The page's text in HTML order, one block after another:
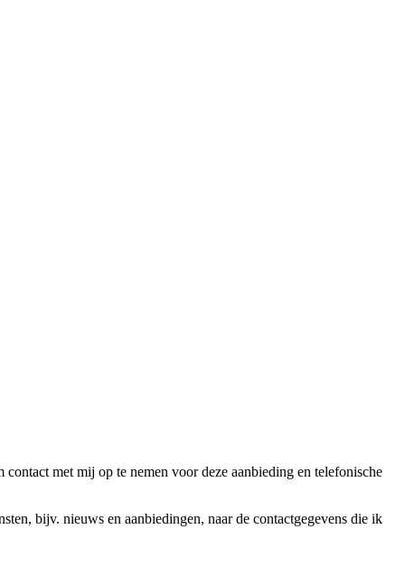
met mij op te nemen voor deze aanbieding en telefonische
bijv. nieuws en aanbiedingen, naar de contactgegevens die ik